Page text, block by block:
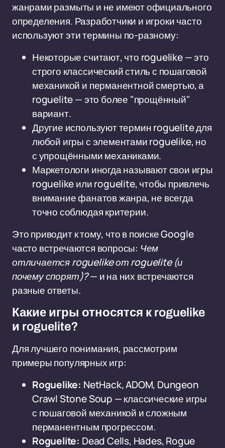
жанрами размыты и не имеют официального
определения. Разработчики и игроки часто
используют эти термины по-разному:
Некоторые считают, что roguelike — это
строго классический стиль с пошаговой
механикой и перманентной смертью, а
roguelite — это более "прощённый"
вариант.
Другие используют термин roguelite для
любой игры с элементами roguelike, но
с упрощёнными механиками.
Маркетологи иногда называют свои игры
roguelike или roguelite, чтобы привлечь
внимание фанатов жанра, не всегда
точно соблюдая критерии.
Это приводит к тому, что в поиске Google
часто встречаются вопросы: Чем
отличается roguelike от roguelite (и
почему спорят)?— и на них встречаются
разные ответы.
Какие игры относятся к roguelike
и roguelite?
Для лучшего понимания, рассмотрим
примеры популярных игр:
Roguelike: NetHack, ADOM, Dungeon
Crawl Stone Soup — классические игры
с пошаговой механикой и сложным
перманентным прогрессом.
Roguelite: Dead Cells, Hades, Rogue